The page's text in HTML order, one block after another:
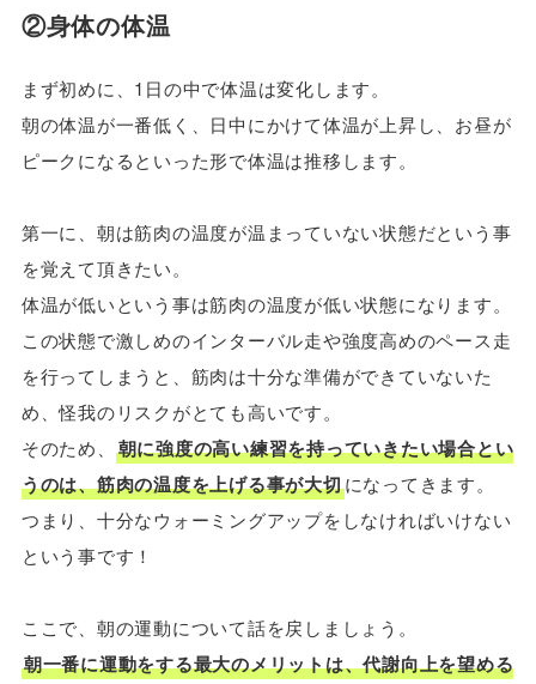
②身体の体温
まず初めに、1日の中で体温は変化します。
朝の体温が一番低く、日中にかけて体温が上昇し、お昼が
ピークになるといった形で体温は推移します。
第一に、朝は筋肉の温度が温まっていない状態だという事
を覚えて頂きたい。
体温が低いという事は筋肉の温度が低い状態になります。
この状態で激しめのインターバル走や強度高めのペース走
を行ってしまうと、筋肉は十分な準備ができていないた
め、怪我のリスクがとても高いです。
そのため、 朝に強度の高い練習を持っていきたい場合とい
うのは、筋肉の温度を上げる事が大切になってきます。
つまり、十分なウォーミングアップをしなければいけない
という事です！
ここで、朝の運動について話を戻しましょう。
朝一番に運動をする最大のメリットは、代謝向上を望める